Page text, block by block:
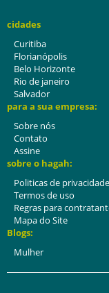
cidades
Curitiba
Florianópolis
Belo Horizonte
Rio de janeiro
Salvador
para a sua empresa:
Sobre nós
Contato
Assine
sobre o hagah:
Politicas de privacidade
Termos de uso
Regras para
Mapa do Site
Blogs:
Mulher